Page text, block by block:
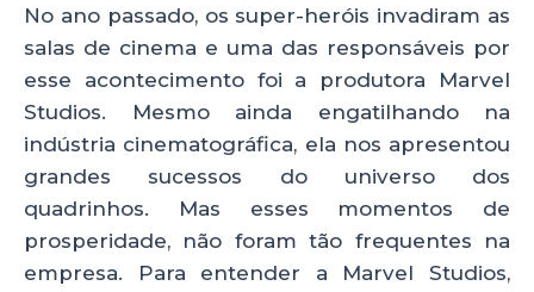
No ano passado, os super-heróis invadiram as
salas de cinema e uma das responsáveis por
esse acontecimento foi a produtora Marvel
Studios. Mesmo ainda engatilhando na
indústria cinematográfica, ela nos apresentou
grandes sucessos do universo dos
quadrinhos. Mas esses momentos de
prosperidade, não foram tão frequentes na
empresa. Para entender a Marvel Studios,